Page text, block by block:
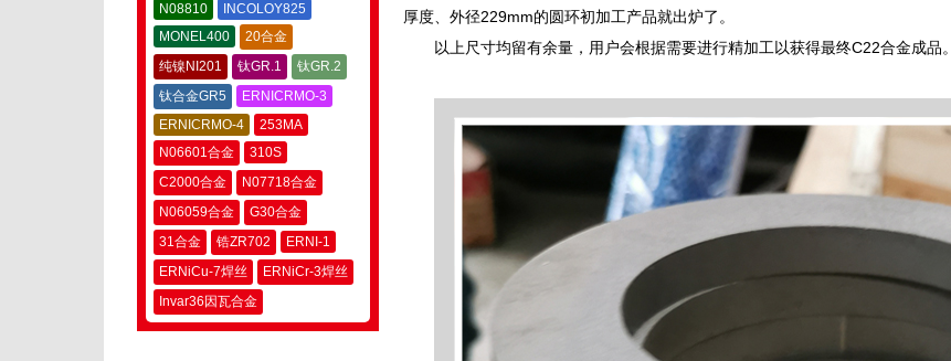
N08810
INCOLOY825
MONEL400
20合金
纯镍NI201
钛GR.1
钛GR.2
钛合金GR5
ERNICRMO-3
ERNICRMO-4
253MA
N06601合金
310S
C2000合金
N07718合金
N06059合金
G30合金
31合金
锆ZR702
ERNI-1
ERNiCu-7焊丝
ERNiCr-3焊丝
Invar36因瓦合金
厚度、外径229mm的圆环初加工产品就出炉了。
以上尺寸均留有余量，用户会根据需要进行精加工以获得最终C22合金成品。